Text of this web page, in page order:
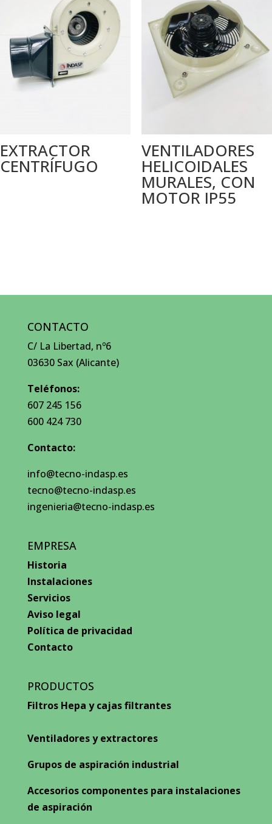
EXTRACTOR
CENTRÍFUGO
VENTILADORES
HELICOIDALES
MURALES, CON
MOTOR IP55
CONTACTO
C/ La Libertad, nº6
03630 Sax (Alicante)
Teléfonos:
607 245 156
600 424 730
Contacto:
info@tecno-indasp.es
tecno@tecno-indasp.es
ingenieria@tecno-indasp.es
EMPRESA
Historia
Instalaciones
Servicios
Aviso legal
Política de privacidad
Contacto
PRODUCTOS
Filtros Hepa y cajas filtrantes
Ventiladores y extractores
Grupos de aspiración industrial
Accesorios componentes para instalaciones
de aspiración